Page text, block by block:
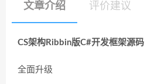
文章介绍 评价建议
CS架构Ribbin版C#开发框架源码
全面升级